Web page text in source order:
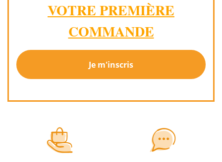
VOTRE PREMIÈRE
COMMANDE
Je m'inscris